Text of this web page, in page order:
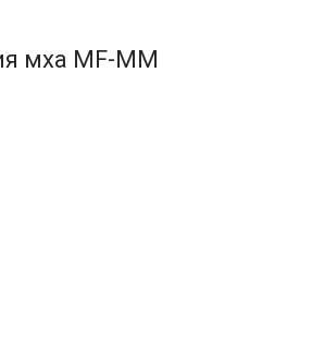
мха MF-MM